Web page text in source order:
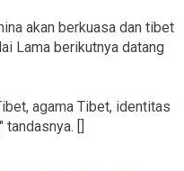
akan berkuasa dan tibet
Lama berikutnya datang
agama Tibet, identitas
[]